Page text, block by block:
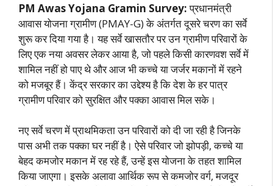
PM Awas Yojana Gramin Survey:प्रधानमंत्री
आवास योजना ग्रामीण (PMAY-G) के अंतर्गत दूसरे चरण का सर्वे
शुरू कर दिया गया है। यह सर्वे खासतौर पर उन ग्रामीण परिवारों के
लिए एक नया अवसर लेकर आया है, जो पहले किसी कारणवश सर्वे में
शामिल नहीं हो पाए थे और आज भी कच्चे या जर्जर मकानों में रहने
को मजबूर हैं। केंद्र सरकार का उद्देश्य है कि देश के हर पात्र
ग्रामीण परिवार को सुरक्षित और पक्का आवास मिल सके।
नए सर्वे चरण में प्राथमिकता उन परिवारों को दी जा रही है जिनके
पास अभी तक पक्का घर नहीं है। ऐसे परिवार जो झोपड़ी, कच्चे या
बेहद कमजोर मकान में रह रहे हैं, उन्हें इस योजना के तहत शामिल
किया जाएगा। इसके अलावा आर्थिक रूप से कमजोर वर्ग, मजदूर